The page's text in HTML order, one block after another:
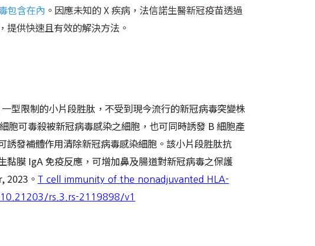
包含在內 。因應未知的 X 疾病，法信諾生醫新冠疫苗透過
提供快速且有效的解決方法。
型限制的小片段胜肽，不受到現今流行的新冠病毒突變株
胞可毒殺被新冠病毒感染之細胞，也可同時誘發 B 細胞產
發補體作用清除新冠病毒感染細胞。該小片段胜肽抗
膜 IgA 免疫反應，可增加鼻及腸道對新冠病毒之保護
2023。 T cell immunity of the nonadjuvanted HLA-
rs.3.rs-2119898/v1